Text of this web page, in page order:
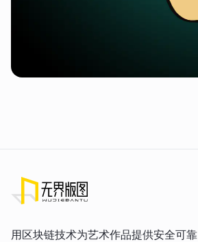
用区块链技术为艺术作品提供安全可靠